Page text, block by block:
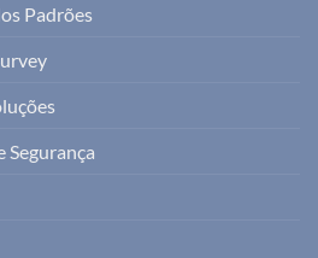
Padrões
Segurança